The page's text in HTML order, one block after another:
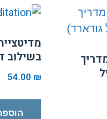
ביותר
בשילוב
54.00₪